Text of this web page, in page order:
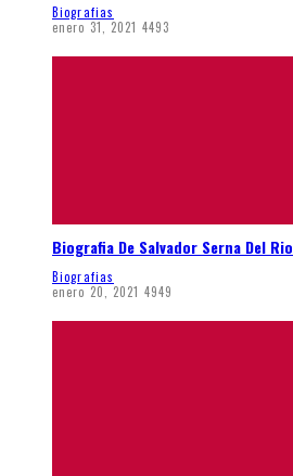
Biografias
enero 31, 2021 4493
Biografia De Salvador Serna Del Rio
Biografias
enero 20, 2021 4949